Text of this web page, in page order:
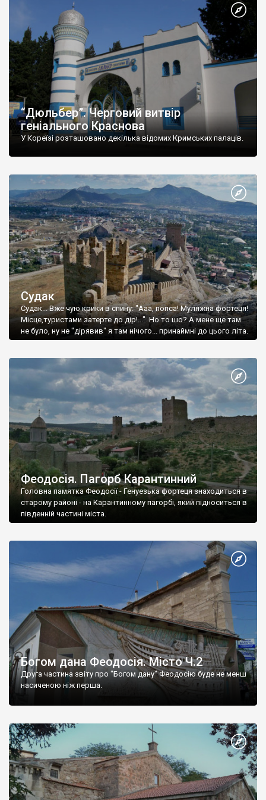
“Дюльбер”. Черговий витвір
геніального Краснова
У Кореїзі розташовано декілька відомих Кримських палаців.
Судак
Судак... Вже чую крики в спину: "Ааа, попса! Муляжна фортеця!
Місце,туристами затерте до дір!..." Но то шо? А мене ще там
не було, ну не "дірявив" я там нічого... принаймні до цього літа.
Феодосія. Пагорб Карантинний
Головна памятка Феодосії - Генуезька фортеця знаходиться в
старому районі - на Карантинному пагорбі, який підноситься в
південній частині міста.
Богом дана Феодосія. Місто Ч.2
Друга частина звіту про "Богом дану" Феодосію буде не менш
насиченою ніж перша.